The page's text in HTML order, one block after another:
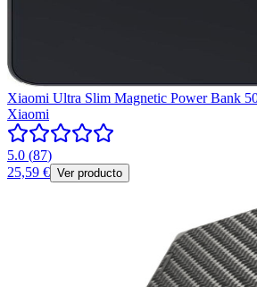
Xiaomi Ultra Slim Magnetic Power Bank
Xiaomi
5.0 (87)
25,59 € Ver producto